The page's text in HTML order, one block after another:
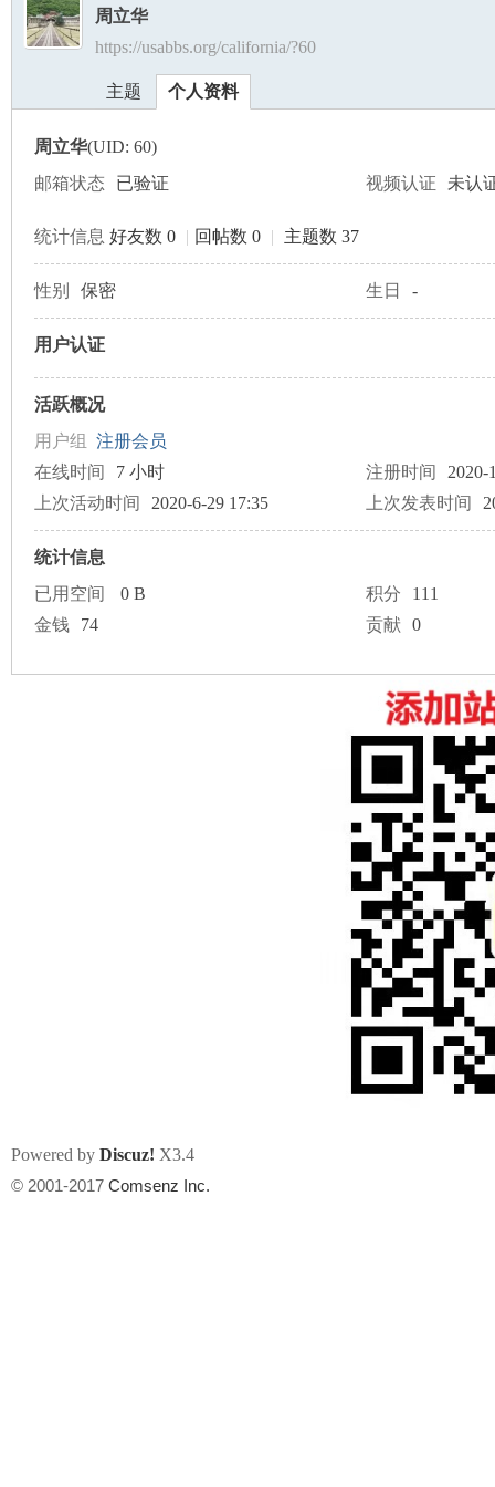
美
州
› ›
周立华
https://usabbs.org/california/?60
主题 个人资料
周立华(UID: 60)
邮箱状态
已验证 视频认证 未认
统计信息 好友数 0 | 回帖数 0 | 主题数 37
性别 保密 生日 -
用户认证
活跃概况
用户组 注册会员
在线时间
7 小时 注册时间
2020-
上次活动时间
2020-6-29 17:35 上次发表时间
统计信息
已用空间
0 B 积分
111
金钱
74 贡献 0
Powered by Discuz! X3.4
© 2001-2017 Comsenz Inc.